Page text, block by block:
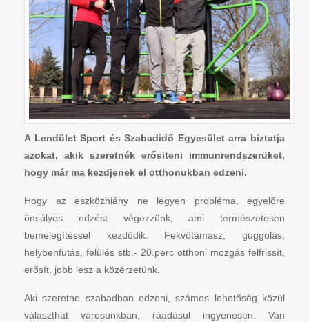
A Lendület Sport és Szabadidő Egyesület arra bíztatja
azokat, akik szeretnék erősiteni immunrendszerüket,
hogy már ma kezdjenek el otthonukban edzeni.
Hogy az eszközhiány ne legyen probléma, egyelőre
önsúlyos edzést végezzünk, ami természetesen
bemelegítéssel kezdődik. Fekvőtámasz, guggolás,
helybenfutás, felülés stb.- 20.perc otthoni mozgás felfrissít,
erősít, jobb lesz a közérzetünk.
Aki szeretne szabadban edzeni, számos lehetőség közül
választhat városunkban, ráadásul ingyenesen. Van